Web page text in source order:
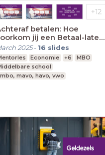
betalen: Hoe
jij een Betaal-later-
2025- 16 slides
Economie +6
MBO
school
mavo, havo, vwo